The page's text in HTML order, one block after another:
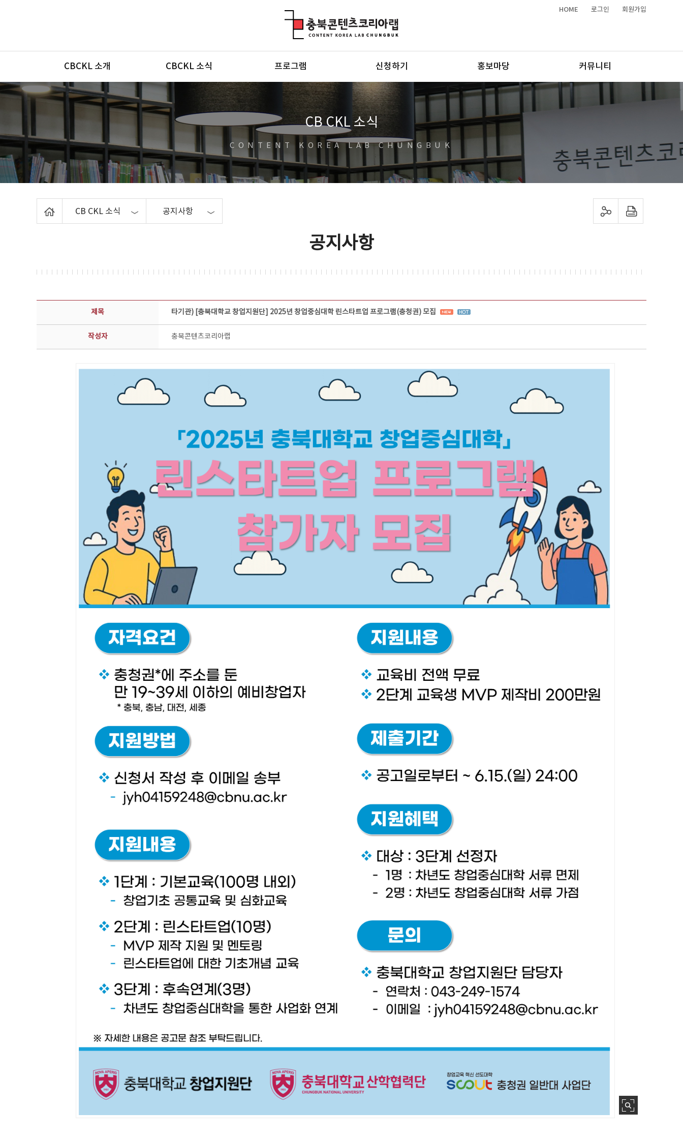
HOME 로그인 회원가입
메뉴
CBCKL 소개 CBCKL 소식 프로그램 신청하기 홍보마당 커뮤니티
CB CKL 소식
CONTENT KOREA LAB CHUNGBUK
CB CKL 소식 공지사항 sns 공유하기 프린트하기
공지사항
공지사항 상세보기 - 제목, 담당부서, 담당자, 담당연락처, 내용, 첨부파일 정보 제공
제목 타기관) [충북대학교 창업지원단] 2025년 창업중심대학 린스타트업 프로그램(충청권) 모집
작성자 충북콘텐츠코리아랩